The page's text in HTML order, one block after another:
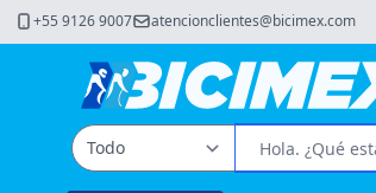
+55 9126 9007 atencionclientes@bicimex.com